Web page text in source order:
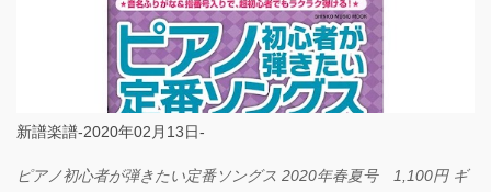
新譜楽譜-2020年02月13日-
ピアノ初心者が弾きたい定番ソングス 2020年春夏号 1,100円 ギ